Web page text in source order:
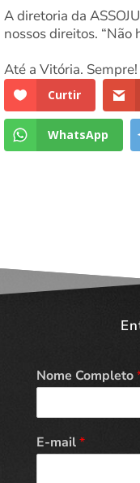
A diretoria da
nossos direitos. “Não
Até a Vitória. Sempre!
Curtir
WhatsApp
Nome Completo
E-mail*